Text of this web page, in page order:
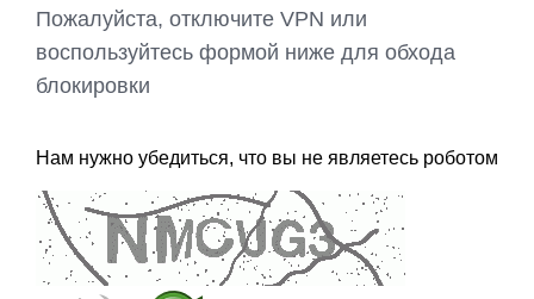
Пожалуйста, отключите VPN или
воспользуйтесь формой ниже для обхода
блокировки
Нам нужно убедиться, что вы не являетесь роботом